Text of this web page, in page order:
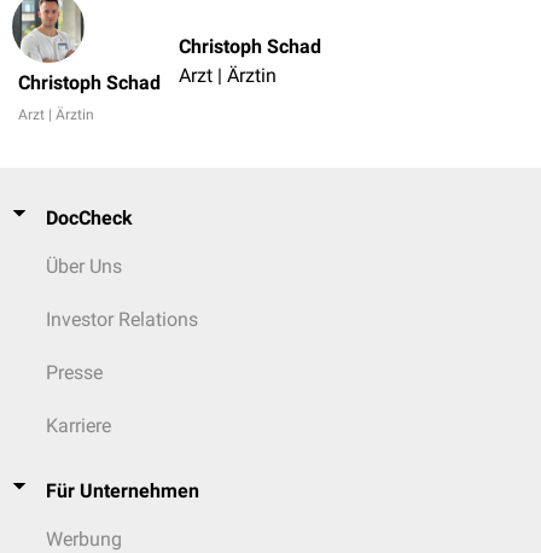
Christoph Schad
Arzt | Ärztin
Christoph Schad
Arzt | Ärztin
DocCheck
Über Uns
Investor Relations
Presse
Karriere
Für Unternehmen
Werbung